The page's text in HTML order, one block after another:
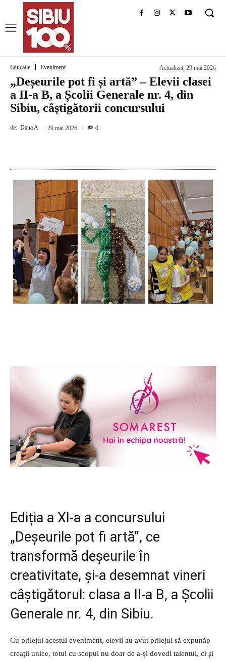
Educatie Eveniment Actualizat: 29 mai 2026
„Deșeurile pot fi și artă” – Elevii clasei
a II-a B, a Școlii Generale nr. 4, din
Sibiu, câștigătorii concursului
de: Dana A 29 mai 2026 0
Ediția a XI-a a concursului
„Deșeurile pot fi artă”, ce
transformă deșeurile în
creativitate, și-a desemnat vineri
câștigătorul: clasa a II-a B, a Școlii
Generale nr. 4, din Sibiu.
Cu prilejul acestui eveniment, elevii au avut prilejul să expunăp
creații unice, totul cu scopul nu doar de a-și dovedi talentul, ci și